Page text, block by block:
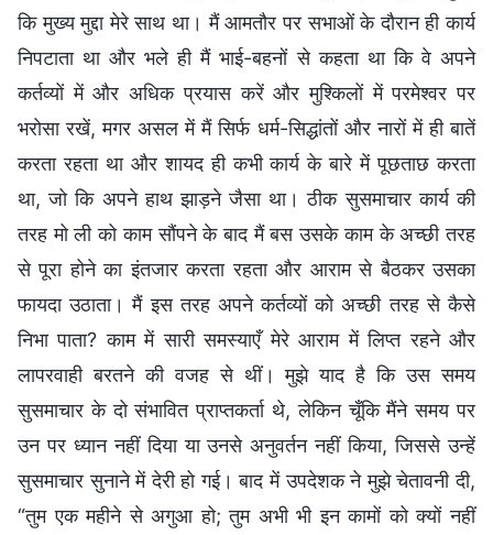
कि मुख्य मुद्दा मेरे साथ था। मैं आमतौर पर सभाओं के दौरान ही कार्य
निपटाता था और भले ही मैं भाई-बहनों से कहता था कि वे अपने
कर्तव्यों में और अधिक प्रयास करें और मुश्किलों में परमेश्वर पर
भरोसा रखें, मगर असल में मैं सिर्फ धर्म-सिद्धांतों और नारों में ही बातें
करता रहता था और शायद ही कभी कार्य के बारे में पूछताछ करता
था, जो कि अपने हाथ झाड़ने जैसा था। ठीक सुसमाचार कार्य की
तरह मो ली को काम सौंपने के बाद मैं बस उसके काम के अच्छी तरह
से पूरा होने का इंतजार करता रहता और आराम से बैठकर उसका
फायदा उठाता। मैं इस तरह अपने कर्तव्यों को अच्छी तरह से कैसे
निभा पाता? काम में सारी समस्याएँ मेरे आराम में लिप्त रहने और
लापरवाही बरतने की वजह से थीं। मुझे याद है कि उस समय
सुसमाचार के दो संभावित प्राप्तकर्ता थे, लेकिन चूँकि मैंने समय पर
उन पर ध्यान नहीं दिया या उनसे अनुवर्तन नहीं किया, जिससे उन्हें
सुसमाचार सुनाने में देरी हो गई। बाद में उपदेशक ने मुझे चेतावनी दी,
“तुम एक महीने से अगुआ हो; तुम अभी भी इन कामों को क्यों नहीं